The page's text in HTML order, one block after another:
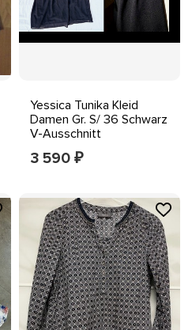
Yessica Tunika Kleid
Damen Gr. S/ 36 Schwarz
V-Ausschnitt
Perlenbesatz Soft Goth
3 590 ₽